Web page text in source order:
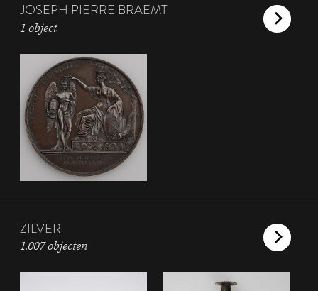
JOSEPH PIERRE BRAEMT
1 object
ZILVER
1.007 objecten